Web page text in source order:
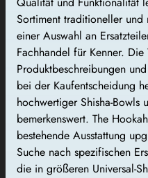
Sortiment traditioneller und
einer Auswahl an
Fachhandel für Kenner.
Produktbeschreibungen
bei der Kaufentscheidung
hochwertiger Shisha-Bowls
bemerkenswert. The
bestehende Ausstattung
Suche nach spezifischen
die in größeren Universal-